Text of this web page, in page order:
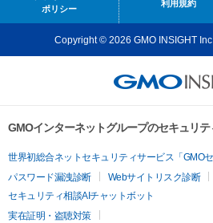
ポリシー
利用規約
Copyright © 2026 GMO INSIGHT
GMOインターネットグループのセキュリ
世界初総合ネットセキュリティサービス「GMOセ
パスワード漏洩診断
Webサイトリスク診断
セキュリティ相談AIチャットボット
実在証明・盗聴対策